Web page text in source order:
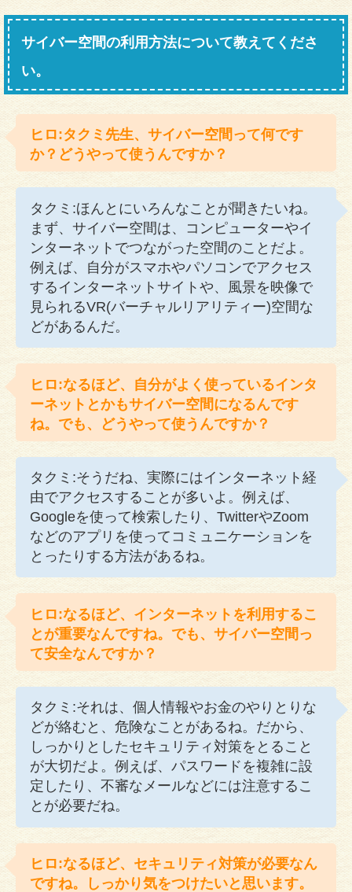
サイバー空間の利用方法について教えてくださ
い。
ヒロ:タクミ先生、サイバー空間って何です
か？どうやって使うんですか？
タクミ:ほんとにいろんなことが聞きたいね。
まず、サイバー空間は、コンピューターやイ
ンターネットでつながった空間のことだよ。
例えば、自分がスマホやパソコンでアクセス
するインターネットサイトや、風景を映像で
見られるVR(バーチャルリアリティー)空間な
どがあるんだ。
ヒロ:なるほど、自分がよく使っているインタ
ーネットとかもサイバー空間になるんです
ね。でも、どうやって使うんですか？
タクミ:そうだね、実際にはインターネット経
由でアクセスすることが多いよ。例えば、
Googleを使って検索したり、TwitterやZoom
などのアプリを使ってコミュニケーションを
とったりする方法があるね。
ヒロ:なるほど、インターネットを利用するこ
とが重要なんですね。でも、サイバー空間っ
て安全なんですか？
タクミ:それは、個人情報やお金のやりとりな
どが絡むと、危険なことがあるね。だから、
しっかりとしたセキュリティ対策をとること
が大切だよ。例えば、パスワードを複雑に設
定したり、不審なメールなどには注意するこ
とが必要だね。
ヒロ:なるほど、セキュリティ対策が必要なん
ですね。しっかり気をつけたいと思います。